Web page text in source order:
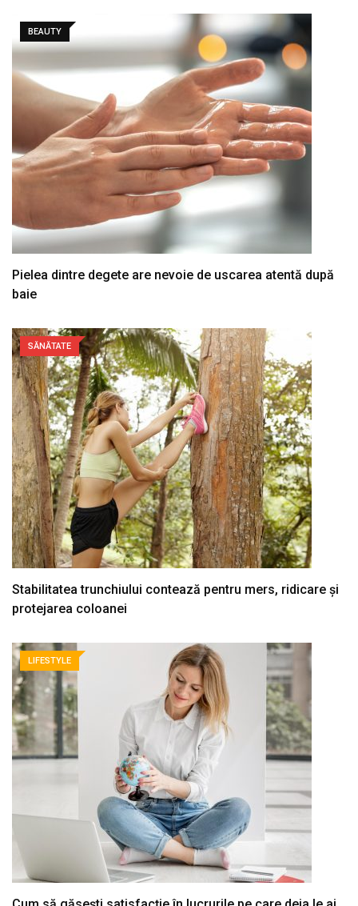
BEAUTY
Pielea dintre degete are nevoie de uscarea atentă după
baie
SĂNĂTATE
Stabilitatea trunchiului contează pentru mers, ridicare și
protejarea coloanei
LIFESTYLE